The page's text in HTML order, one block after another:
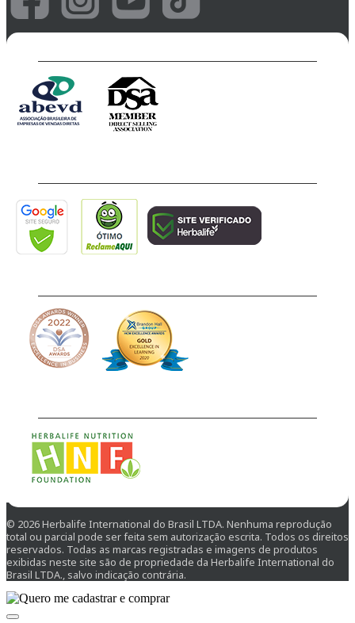
© 2026 Herbalife International do Brasil LTDA. Nenhuma reprodução
total ou parcial pode ser feita sem autorização escrita. Todos os direitos
reservados. Todas as marcas registradas e imagens de produtos
exibidas neste site são de propriedade da Herbalife International do
Brasil LTDA., salvo indicação contrária.